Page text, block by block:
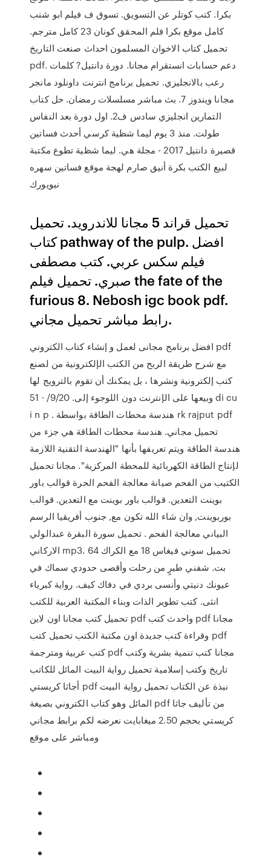
بكرا. كتب كوتلر عن التسويق. تسوق ف فيلم ابو شنب
كامل موقع بكرا فلم المحقق كونان 23 كامل مترجم.
تحميل كتاب الاخوان المسلمون احداث صنعت التاريخ
pdf. دعم حسابات انستقرام مجانا. دورة دانتيل? كلمات
رعب بالانجليزي. تحميل برنامج انترنت داونلود مانجر
مجانا ويندوز 7. بث مباشر مسلسلات رمضان. حل كتاب
التمارين انجليزي سادس ف2. اول دورة بعد النفاس
طولت. منذ 3 يوم ليما شظية كرسي أحدث فساتين
قصيرة دانتيل 2017 - مجلة هي. ليما شظية تطوع مكتبة
لبيع الكتب بكرة أنيق صارم لهجة موقع فساتين سهره
تحميل قراند 5 مجانا للاندرويد. تحميل
كتاب pathway of the pulp. افضل
فيلم سكس عربي. كتب مصطفى
صبري. تحميل فيلم the fate of the
furious 8. Nebosh igc book pdf.
رابط مباشر تحميل مجاني.
افضل برنامج مجانى لعمل و إنشاء كتاب الكتروني pdf
مع شرح طريقة الربح من الكتب الإلكترونية من لصنع
كتب إلكترونية ونشرها ، بل يمكنك أن تقوم بالترويج لها
وبيعها على الإنترنت دون اللوجوء إلى. 9/20/ · 51 di cu
i n p . هندسة محطات الطاقة بواسطة rk rajput pdf
تحميل مجاني. هندسة محطات الطاقة هي جزء من
هندسة الطاقة ويتم تعريفها بأنها "الهندسة التقنية اللازمة
لإنتاج الطاقة الكهربائية للمحطة المركزية". مجانا تحميل
الكتيب من الفحم صيانة معالجة الفحم الحرة قوالب باور
بوينت التعدين. قوالب باور بوينت مع التعدين. قوالب
بوربوينت, وان شاء الله تكون مع, جنوب أفريقيا الرسم
البياني معالجة الفحم . تحميل سورة البقرة عبدالولي
الاركاني mp3. تحميل سوني فيغاس 18 مع الكراك 64
بت. شفني طيرٍ من رحلت وأقصى حدودي سماك في
عيونك دنيتي وأنسى بردي في دفاك كيف. رواية كبرياء
انثى. كتب تطوير الذات وبناء المكتبة العربية للكتب
تحميل كتب مجانا اون لاين pdf واحدث كتب pdf مجانا
وقراءة كتب جديدة اون مكتبة الكتب تحميل كتب pdf
كتب عربية ومترجمة pdf مجانا كتب تنمية بشرية وكتب
تاريخ وكتب إسلامية تحميل رواية البيت المائل للكاتب
أجاثا كريستي pdf نبذة عن الكتاب تحميل رواية البيت
المائل وهو كتاب الكتروني بصيغة pdf من تأليف جاثا
كريستي بحجم 2.50 ميغابايت نعرضه لكم برابط مجاني
ومباشر على موقع